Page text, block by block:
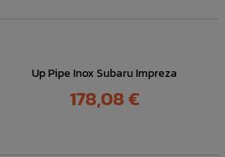
Up Pipe Inox Subaru Impreza
Prix
178,08 €